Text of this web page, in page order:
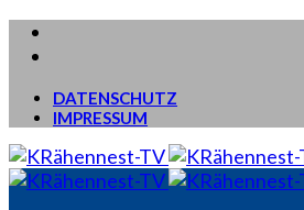
DATENSCHUTZ
IMPRESSUM